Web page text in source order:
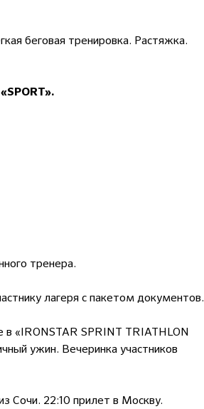
беговая тренировка. Растяжка.
тренера.
лагеря с пакетом документов.
«IRONSTAR SPRINT TRIATHLON
ужин. Вечеринка участников
Сочи. 22:10 прилет в Москву.